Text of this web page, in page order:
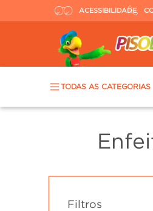
ACESSIBILIDADE
TODAS AS CATEGORIAS
Filtros
6º chuveiro